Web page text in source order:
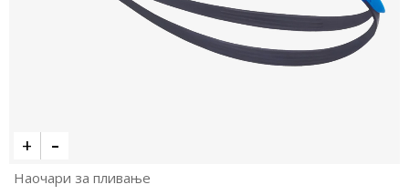
Наочари за пливање